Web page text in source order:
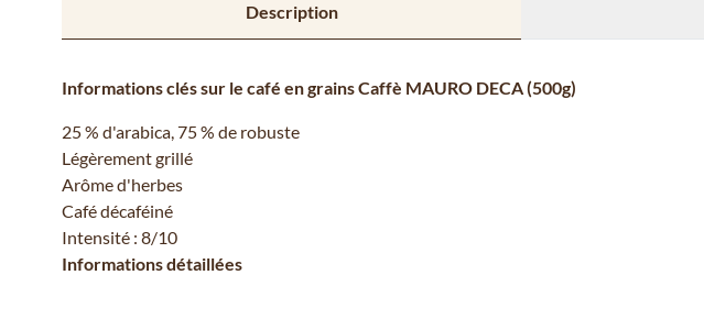
Description
Informations clés sur le café en grains Caffè MAURO DECA (500g)
25 % d'arabica, 75 % de robuste
Légèrement grillé
Arôme d'herbes
Café décaféiné
Intensité : 8/10
Informations détaillées